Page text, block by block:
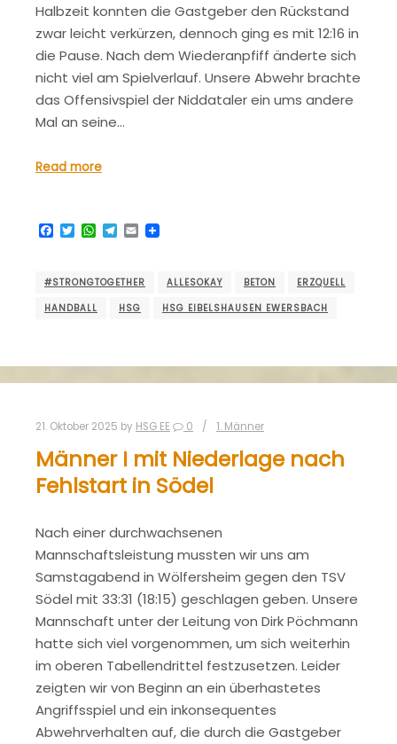
Halbzeit konnten die Gastgeber den Rückstand
zwar leicht verkürzen, dennoch ging es mit 12:16 in
die Pause. Nach dem Wiederanpfiff änderte sich
nicht viel am Spielverlauf. Unsere Abwehr brachte
das Offensivspiel der Niddataler ein ums andere
Mal an seine…
Read more
Facebook
TwitterWhatsApp
Telegram
Email
#STRONGTOGETHER ALLESOKAY BETON
ERZQUELL
HANDBALL
HSG HSG EIBELSHAUSEN EWERSBACH
21. Oktober 2025 by HSG EE 0 1. Männer
Männer I mit Niederlage nach
Fehlstart in Södel
Nach einer durchwachsenen
Mannschaftsleistung mussten wir uns am
Samstagabend in Wölfersheim gegen den TSV
Södel mit 33:31 (18:15) geschlagen geben. Unsere
Mannschaft unter der Leitung von Dirk Pöchmann
hatte sich viel vorgenommen, um sich weiterhin
im oberen Tabellendrittel festzusetzen. Leider
zeigten wir von Beginn an ein überhastetes
Angriffsspiel und ein inkonsequentes
Abwehrverhalten auf, die durch die Gastgeber